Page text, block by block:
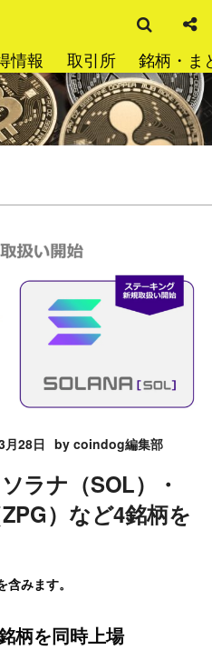
情報 取引所 銘柄・ま
索
月28日 by coindog編集部
ラナ（SOL）・
）など4銘柄を
みます。
柄を同時上場